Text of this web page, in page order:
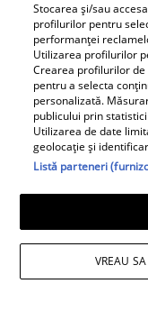
Cu ce se
Eram. Soțul
complet o
Stocarea și/sau
profilurilor pentru
performanței
Utilizarea profilurilor
Crearea profilurilor
pentru a selecta
personalizată.
publicului prin
Utilizarea de date
geolocație și
Listă parteneri
VREAU